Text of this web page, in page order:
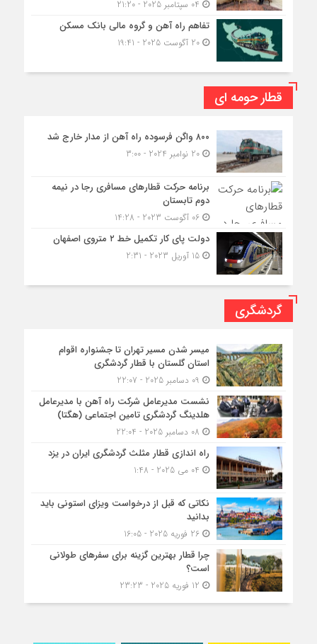
تفاهم راه آهن و گروه مالی بانک مسکن
20 آگوست 2025 - 19:41
قطار حومه ای
۸۰۰ واگن فرسوده راه آهن از مدار خارج شد
20 نوامبر 2024 - 3:00
برنامه حرکت قطارهای مسافری رجا در نیمه
دوم تابستان
06 آگوست 2023 - 14:28
دولت پای کار تکمیل خط ۲ متروی اصفهان
15 آوریل 2023 - 2:31
گردشگری
میسر شدن مسیر تهران تا جشنواره اقوام
استان گلستان با قطار گردشگری
نشست مدیرعامل شرکت راه آهن با مدیرعامل
هلدینگ گردشگری تامین اجتماعی (هگتا)
راه اندازی قطار مثلث گردشگری ایران در یزد
نکاتی که قبل از درخواست ویزای استونی باید
بدانید
26 فوریه 2025 - 16:05
چرا قطار بهترین گزینه برای سفرهای طولانی
است؟